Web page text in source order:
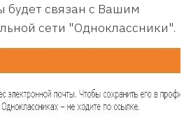
будет связан с Вашим
сети "Одноклассники".